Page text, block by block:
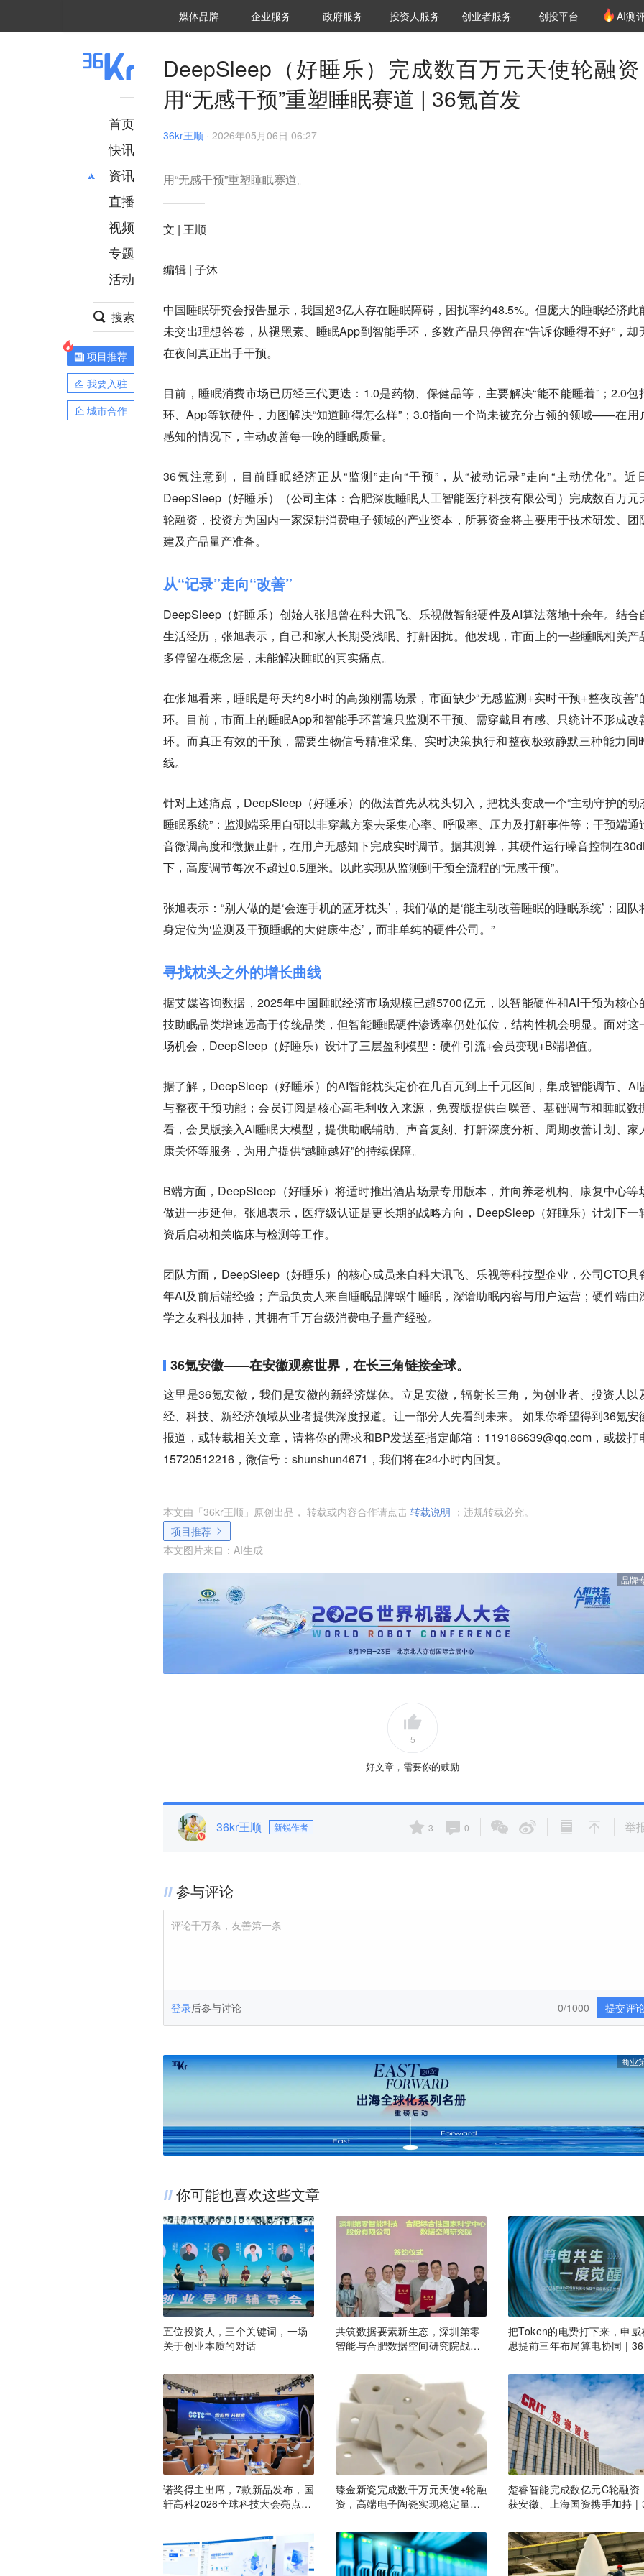
媒体品牌 36Kr研究院
企业服务 城市之窗
政府服务 VClub投资机构库
投资机构职位推介
投资人服务 创投氪堂
创业者服务 创投平台 AI测
首页
快讯
资讯
推荐
财经
项目推荐
安徽
直播
视频
专题
活动
搜索
项目推荐
我要入驻
城市合作
DeepSleep（好睡乐）完成数百万元天使轮融
用“无感干预”重塑睡眠赛道 | 36氪首发
36kr王顺 · 2026年05月06日 06:27
用“无感干预”重塑睡眠赛道。
文 | 王顺
编辑 | 子沐
中国睡眠研究会报告显示，我国超3亿人存在睡眠障碍，困扰率约48.5%。但庞大的睡眠经济此
未交出理想答卷，从褪黑素、睡眠App到智能手环，多数产品只停留在“告诉你睡得不好”，却
在夜间真正出手干预。
目前，睡眠消费市场已历经三代更迭：1.0是药物、保健品等，主要解决“能不能睡着”；2.0包
环、App等软硬件，力图解决“知道睡得怎么样”；3.0指向一个尚未被充分占领的领域——在用
感知的情况下，主动改善每一晚的睡眠质量。
36氪注意到，目前睡眠经济正从“监测”走向“干预”，从“被动记录”走向“主动优化”。近
DeepSleep（好睡乐）（公司主体：合肥深度睡眠人工智能医疗科技有限公司）完成数百万元
轮融资，投资方为国内一家深耕消费电子领域的产业资本，所募资金将主要用于技术研发、团
建及产品量产准备。
从“记录”走向“改善”
DeepSleep（好睡乐）创始人张旭曾在科大讯飞、乐视做智能硬件及AI算法落地十余年。结合
生活经历，张旭表示，自己和家人长期受浅眠、打鼾困扰。他发现，市面上的一些睡眠相关产
多停留在概念层，未能解决睡眠的真实痛点。
在张旭看来，睡眠是每天约8小时的高频刚需场景，市面缺少“无感监测+实时干预+整夜改善”
环。目前，市面上的睡眠App和智能手环普遍只监测不干预、需穿戴且有感、只统计不形成改
环。而真正有效的干预，需要生物信号精准采集、实时决策执行和整夜极致静默三种能力同
线。
针对上述痛点，DeepSleep（好睡乐）的做法首先从枕头切入，把枕头变成一个“主动守护的动
睡眠系统”：监测端采用自研以非穿戴方案去采集心率、呼吸率、压力及打鼾事件等；干预端通
音微调高度和微振止鼾，在用户无感知下完成实时调节。据其测算，其硬件运行噪音控制在
下，高度调节每次不超过0.5厘米。以此实现从监测到干预全流程的“无感干预”。
张旭表示：“别人做的是‘会连手机的蓝牙枕头’，我们做的是‘能主动改善睡眠的睡眠系统’；团队
身定位为‘监测及干预睡眠的大健康生态’，而非单纯的硬件公司。”
寻找枕头之外的增长曲线
据艾媒咨询数据，2025年中国睡眠经济市场规模已超5700亿元，以智能硬件和AI干预为核心
技助眠品类增速远高于传统品类，但智能睡眠硬件渗透率仍处低位，结构性机会明显。面对这
场机会，DeepSleep（好睡乐）设计了三层盈利模型：硬件引流+会员变现+B端增值。
据了解，DeepSleep（好睡乐）的AI智能枕头定价在几百元到上千元区间，集成智能调节、AI
与整夜干预功能；会员订阅是核心高毛利收入来源，免费版提供白噪音、基础调节和睡眠数
看，会员版接入AI睡眠大模型，提供助眠辅助、声音复刻、打鼾深度分析、周期改善计划、家
康关怀等服务，为用户提供“越睡越好”的持续保障。
B端方面，DeepSleep（好睡乐）将适时推出酒店场景专用版本，并向养老机构、康复中心等
做进一步延伸。张旭表示，医疗级认证是更长期的战略方向，DeepSleep（好睡乐）计划下一
资后启动相关临床与检测等工作。
团队方面，DeepSleep（好睡乐）的核心成员来自科大讯飞、乐视等科技型企业，公司CTO具
年AI及前后端经验；产品负责人来自睡眠品牌蜗牛睡眠，深谙助眠内容与用户运营；硬件端由
学之友科技加持，其拥有千万台级消费电子量产经验。
36氪安徽——在安徽观察世界，在长三角链接全球。
这里是36氪安徽，我们是安徽的新经济媒体。立足安徽，辐射长三角，为创业者、投资人以
经、科技、新经济领域从业者提供深度报道。让一部分人先看到未来。 如果你希望得到36氪安
报道，或转载相关文章，请将你的需求和BP发送至指定邮箱：119186639@qq.com，或拨打
15720512216，微信号：shunshun4671，我们将在24小时内回复。
本文由「36kr王顺 」原创出品， 转载或内容合作请点击 转载说明 ；违规转载必究。
项目推荐
本文图片来自： AI生成
品牌
5
好文章，需要你的鼓励
36kr王顺 新锐作者 3 0 举
参与评论
评论千万条，友善第一条
登录后参与讨论 提交评
0/1000
商业
你可能也喜欢这些文章
五位投资人，三个关键词，一场
关于创业本质的对话
共筑数据要素新生态，深圳第零
智能与合肥数据空间研究院战略
把Token的电费打下来，申威
思提前三年布局算电协同 |
诺奖得主出席，7款新品发布，国
轩高科2026全球科技大会亮点纷
臻金新瓷完成数千万元天使+轮融
资，高端电子陶瓷实现稳定量产
楚睿智能完成数亿元C轮融资
获安徽、上海国资携手加持 | 36